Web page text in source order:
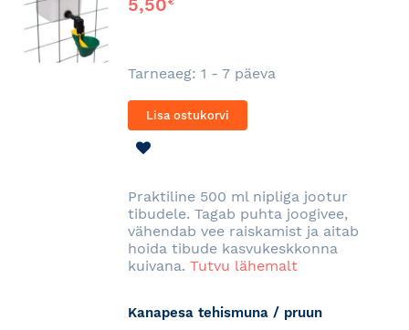
5,50
Tarneaeg: 1 - 7 päeva
Lisa ostukorvi
Praktiline 500 ml nipliga jootur
tibudele. Tagab puhta joogivee,
vähendab vee raiskamist ja aitab
hoida tibude kasvukeskkonna
kuivana. Tutvu lähemalt
Kanapesa tehismuna / pruun